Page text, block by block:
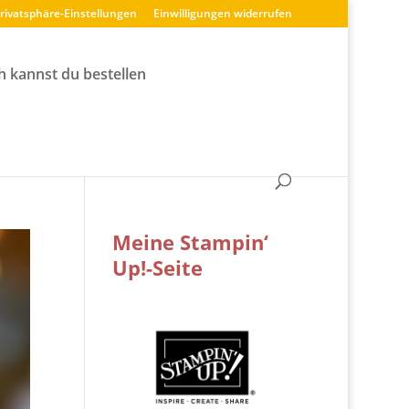
Einstellungen Einwilligungen widerrufen
kannst du bestellen
Meine Stampin‘
Up!-Seite